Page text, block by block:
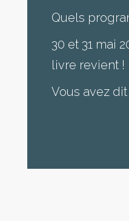
Quels
30 et 31 mai
livre revient !
Vous avez